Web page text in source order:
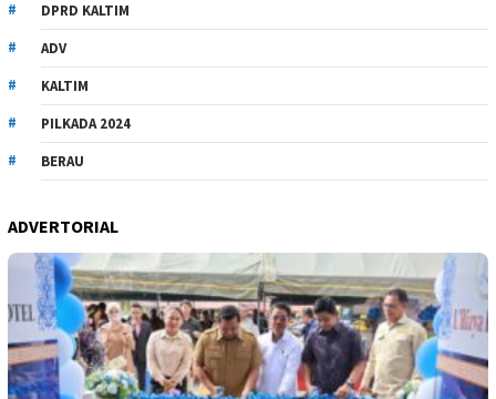
DPRD KALTIM
ADV
KALTIM
PILKADA 2024
BERAU
ADVERTORIAL